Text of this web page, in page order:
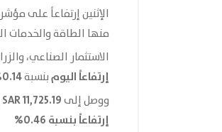
الإثنين إرتفاعاً على
منها الطاقة والخدمات
الاستثمار الصناعي،
إرتفاعاً اليومبنسبة
ووصل إلى
إرتفاعاً بنسبة 0.46%